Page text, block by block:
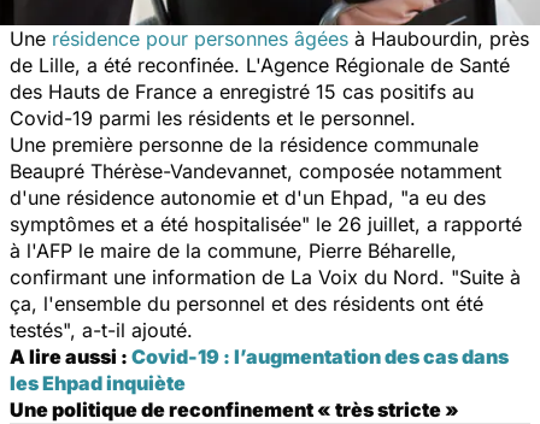
Une résidence pour personnes âgées à Haubourdin, près
de Lille, a été reconfinée. L'Agence Régionale de Santé
des Hauts de France a enregistré 15 cas positifs au
Covid-19 parmi les résidents et le personnel.
Une première personne de la résidence communale
Beaupré Thérèse-Vandevannet, composée notamment
d'une résidence autonomie et d'un Ehpad, "a eu des
symptômes et a été hospitalisée" le 26 juillet, a rapporté
à l'AFP le maire de la commune, Pierre Béharelle,
confirmant une information de La Voix du Nord. "Suite à
ça, l'ensemble du personnel et des résidents ont été
testés", a-t-il ajouté.
A lire aussi : Covid-19 : l’augmentation des cas dans
les Ehpad inquiète
Une politique de reconfinement « très stricte »